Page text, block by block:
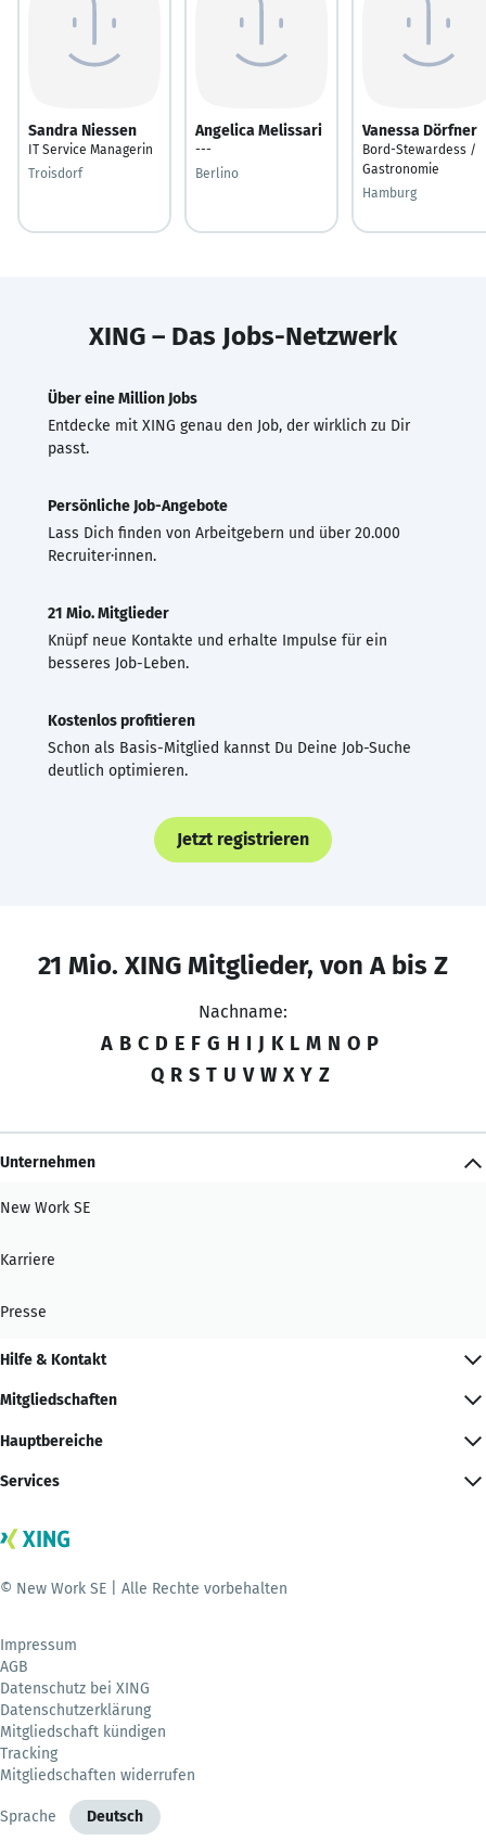
Sandra Niessen
IT Service Managerin
Troisdorf
Angelica Melissari
---
Berlino
Vanessa Dörfner
Bord-Stewardess /
Gastronomie
Hamburg
XING – Das Jobs-Netzwerk
Über eine Million Jobs
Entdecke mit XING genau den Job, der wirklich zu Dir
passt.
Persönliche Job-Angebote
Lass Dich finden von Arbeitgebern und über 20.000
Recruiter·innen.
21 Mio. Mitglieder
Knüpf neue Kontakte und erhalte Impulse für ein
besseres Job-Leben.
Kostenlos profitieren
Schon als Basis-Mitglied kannst Du Deine Job-Suche
deutlich optimieren.
Jetzt registrieren
21 Mio. XING Mitglieder, von A bis Z
Nachname:
A B C D E F G H I J K L M N O P
Q R S T U V W X Y Z
Unternehmen
New Work SE
Karriere
Presse
Hilfe & Kontakt
Mitgliedschaften
Hauptbereiche
Services
© New Work SE | Alle Rechte vorbehalten
Impressum
AGB
Datenschutz bei XING
Datenschutzerklärung
Mitgliedschaft kündigen
Tracking
Mitgliedschaften widerrufen
Sprache Deutsch